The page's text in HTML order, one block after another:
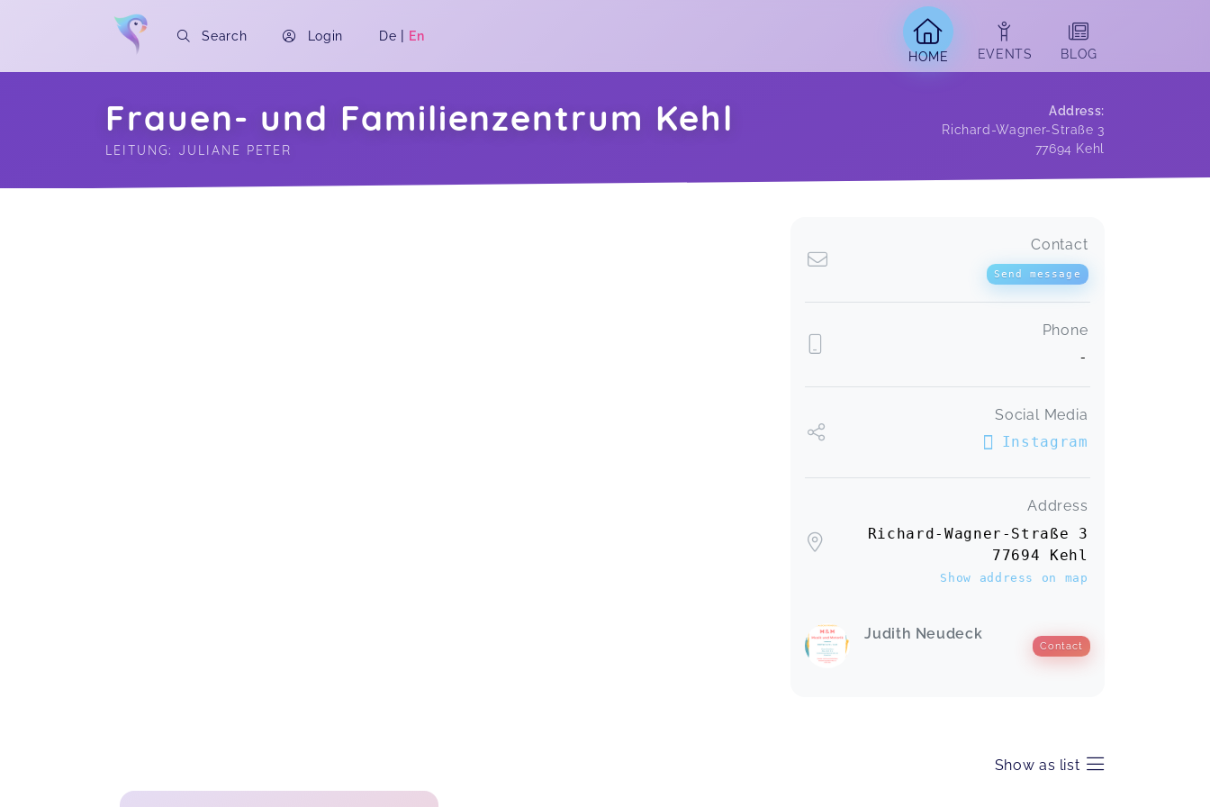
Search Login De | En
HOME
EVENTS BLOG
Frauen- und Familienzentrum Kehl
LEITUNG: JULIANE PETER
Address:
Richard-Wagner-Straße 3
77694 Kehl
Contact
Send message
Phone
-
Social Media
Instagram
Address
Richard-Wagner-Straße 3
77694 Kehl
Show address on map
Judith Neudeck
Contact
Show as list